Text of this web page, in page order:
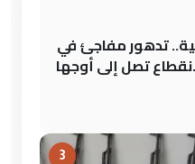
تدهور مفاجئ في
تصل إلى أوجها
3